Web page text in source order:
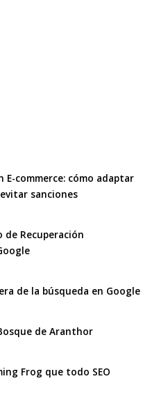
E-commerce: cómo adaptar
sanciones
de Recuperación
de la búsqueda en Google
de Aranthor
Frog que todo SEO